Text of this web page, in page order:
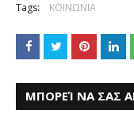
Tags: ΚΟΙΝΩΝΙΑ
ΜΠΟΡΕΊ ΝΑ ΣΑΣ